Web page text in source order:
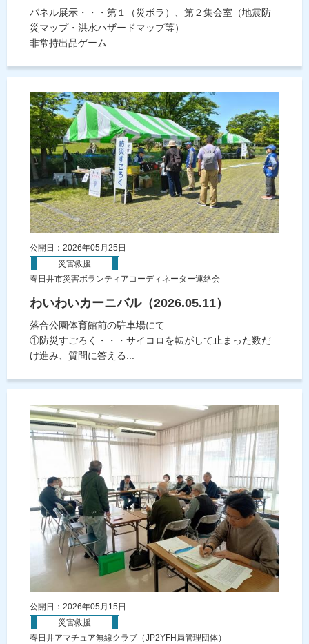
パネル展示・・・第１（災ボラ）、第２集会室（地震防
災マップ・洪水ハザードマップ等）
非常持出品ゲーム...
公開日：2026年05月25日
災害救援
春日井市災害ボランティアコーディネーター連絡会
わいわいカーニバル（2026.05.11）
落合公園体育館前の駐車場にて
①防災すごろく・・・サイコロを転がして止まった数だ
け進み、質問に答える...
公開日：2026年05月15日
災害救援
春日井アマチュア無線クラブ（JP2YFH局管理団体）